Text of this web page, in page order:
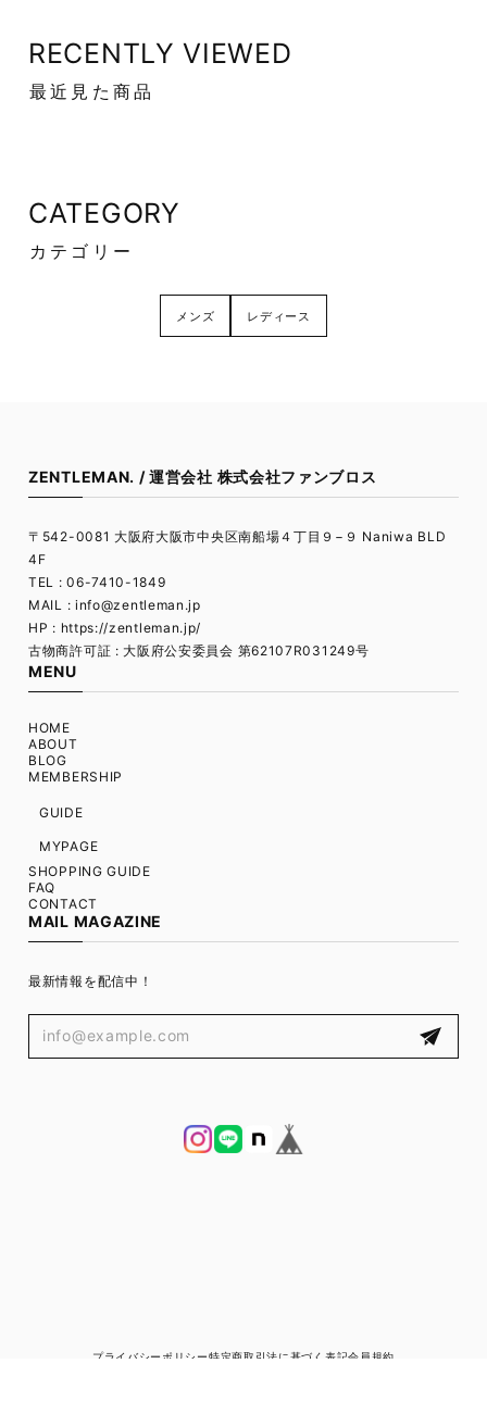
RECENTLY VIEWED
最近見た商品
CATEGORY
カテゴリー
メンズ レディース
ZENTLEMAN. / 運営会社 株式会社ファンブロス
〒542-0081 大阪府大阪市中央区南船場４丁目９−９ Naniwa BLD
4F
TEL : 06-7410-1849
MAIL : info@zentleman.jp
HP : https://zentleman.jp/
古物商許可証 : 大阪府公安委員会 第62107R031249号
MENU
HOME
ABOUT
BLOG
MEMBERSHIP
GUIDE
MYPAGE
SHOPPING GUIDE
FAQ
CONTACT
MAIL MAGAZINE
最新情報を配信中！
プライバシーポリシー特定商取引法に基づく表記会員規約